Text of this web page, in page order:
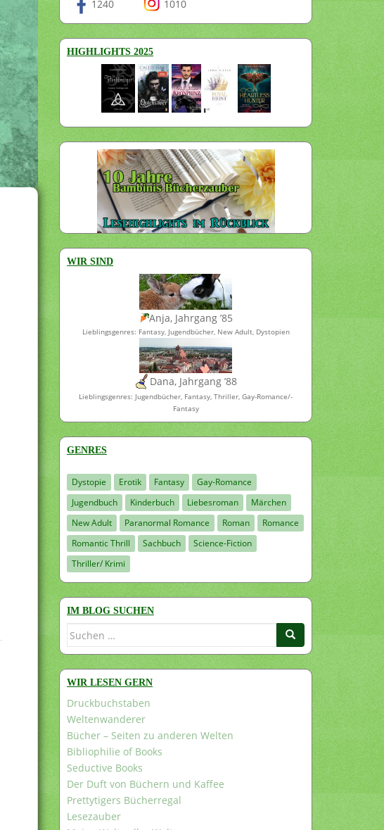
1240 1010
HIGHLIGHTS 2025
WIR SIND
Anja, Jahrgang ’85
Lieblingsgenres: Fantasy, Jugendbücher, New Adult, Dystopien
Dana, Jahrgang ’88
Lieblingsgenres: Jugendbücher, Fantasy, Thriller, Gay-Romance/-
Fantasy
GENRES
Dystopie Erotik Fantasy
Gay-Romance
Jugendbuch
Kinderbuch Liebesroman
Märchen
New Adult
Paranormal Romance Roman
Romance
Romantic Thrill
Sachbuch
Science-Fiction
Thriller/ Krimi
IM BLOG SUCHEN
Suchen
WIR LESEN GERN
Druckbuchstaben
Weltenwanderer
Bücher – Seiten zu anderen Welten
Bibliophilie of Books
Seductive Books
Der Duft von Büchern und Kaffee
Prettytigers Bücherregal
Lesezauber